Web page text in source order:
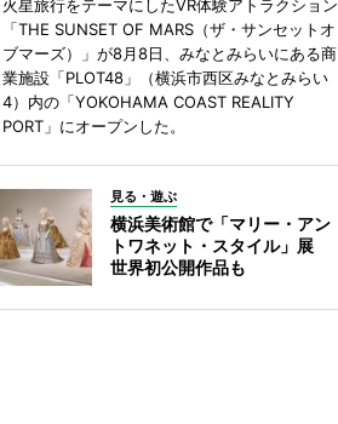
火星旅行をテーマにしたVR体験アトラクション
「THE SUNSET OF MARS（ザ・サンセットオ
ブマーズ）」が8月8日、みなとみらいにある商
業施設「PLOT48」（横浜市西区みなとみらい
4）内の「YOKOHAMA COAST REALITY
PORT」にオープンした。
見る・遊ぶ
横浜美術館で「マリー・アン
トワネット・スタイル」展
世界初公開作品も